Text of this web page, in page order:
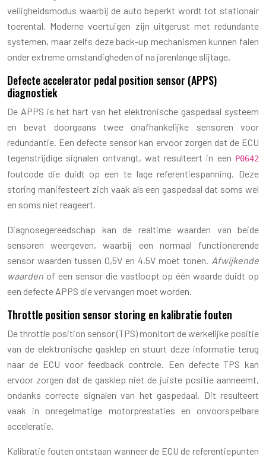
veiligheidsmodus waarbij de auto beperkt wordt tot stationair
toerental. Moderne voertuigen zijn uitgerust met redundante
systemen, maar zelfs deze back-up mechanismen kunnen falen
onder extreme omstandigheden of na jarenlange slijtage.
Defecte accelerator pedal position sensor (APPS)
diagnostiek
De APPS is het hart van het elektronische gaspedaal systeem
en bevat doorgaans twee onafhankelijke sensoren voor
redundantie. Een defecte sensor kan ervoor zorgen dat de ECU
tegenstrijdige signalen ontvangt, wat resulteert in een P0642
foutcode die duidt op een te lage referentiespanning. Deze
storing manifesteert zich vaak als een gaspedaal dat soms wel
en soms niet reageert.
Diagnosegereedschap kan de realtime waarden van beide
sensoren weergeven, waarbij een normaal functionerende
sensor waarden tussen 0,5V en 4,5V moet tonen. Afwijkende
waarden of een sensor die vastloopt op één waarde duidt op
een defecte APPS die vervangen moet worden.
Throttle position sensor storing en kalibratie fouten
De throttle position sensor (TPS) monitort de werkelijke positie
van de elektronische gasklep en stuurt deze informatie terug
naar de ECU voor feedback controle. Een defecte TPS kan
ervoor zorgen dat de gasklep niet de juiste positie aanneemt,
ondanks correcte signalen van het gaspedaal. Dit resulteert
vaak in onregelmatige motorprestaties en onvoorspelbare
acceleratie.
Kalibratie fouten ontstaan wanneer de ECU de referentiepunten